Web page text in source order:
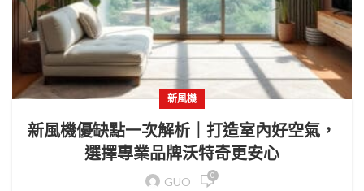
新風機
新風機優缺點一次解析｜打造室內好空氣，
選擇專業品牌沃特奇更安心
GUO 0